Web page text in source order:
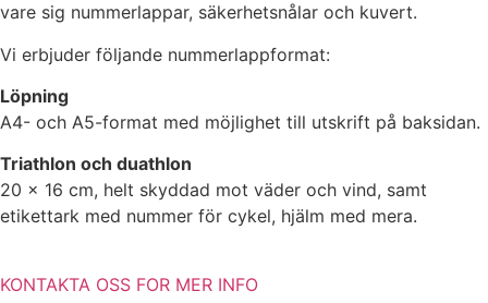
vare sig nummerlappar, säkerhetsnålar och kuvert.
Vi erbjuder följande nummerlappformat:
Löpning
A4- och A5-format med möjlighet till utskrift på baksidan.
Triathlon och duathlon
20 x 16 cm, helt skyddad mot väder och vind, samt
etikettark med nummer för cykel, hjälm med mera.
KONTAKTA OSS FOR MER INFO